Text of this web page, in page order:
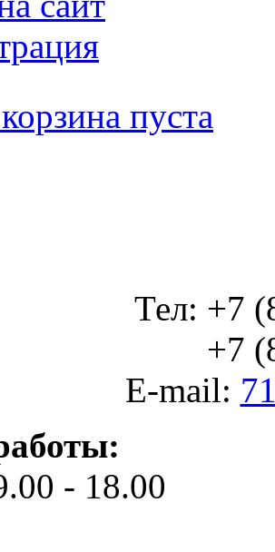
пуста
Тел: +7
+7
E-mail:
- 18.00